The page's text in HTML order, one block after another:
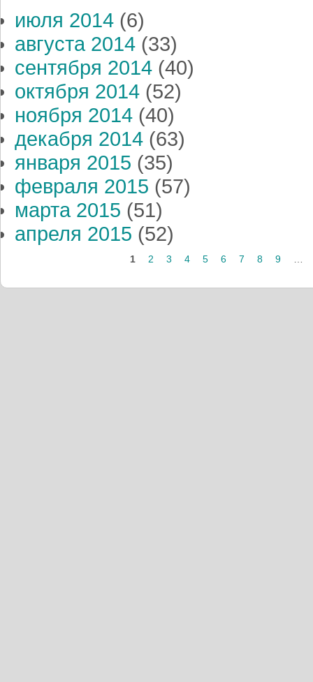
июля 2014 (6)
августа 2014 (33)
сентября 2014 (40)
октября 2014 (52)
ноября 2014 (40)
декабря 2014 (63)
января 2015 (35)
февраля 2015 (57)
марта 2015 (51)
апреля 2015 (52)
1 2 3 4 5 6 7 8 9 …